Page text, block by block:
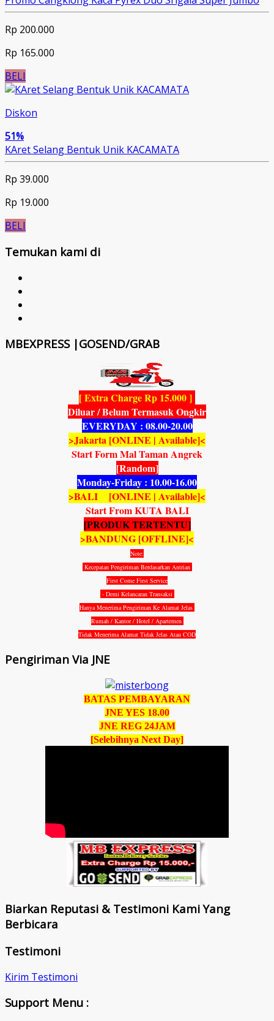
Rp 200.000
Rp 165.000
BELI
Diskon
51%
KAret Selang Bentuk Unik KACAMATA
Rp 39.000
Rp 19.000
BELI
Temukan kami di
MBEXPRESS |GOSEND/GRAB
[ Extra Charge Rp 15.000 ]
Diluar / Belum Termasuk Ongkir
EVERYDAY : 08.00-20.00
>Jakarta [ONLINE | Available]<
Start Form Mal Taman Angrek
[Random]
Monday-Friday : 10.00-16.00
>BALI [ONLINE | Available]<
Start From KUTA BALI
[PRODUK TERTENTU]
>BANDUNG [OFFLINE]<
Note:
Kecepatan Pengiriman Berdasarkan Antrian
First Come First Service
- Demi Kelancaran Transaksi
Hanya Menerima Pengiriman Ke Alamat Jelas
Rumah / Kantor / Hotel / Apartemen
Tidak Menerima Alamat Tidak Jelas Atau COD
Pengiriman Via JNE
BATAS PEMBAYARAN
JNE YES 18.00
JNE REG 24JAM
[Selebihnya Next Day]
Biarkan Reputasi & Testimoni Kami Yang
Berbicara
Testimoni
Kirim Testimoni
Support Menu :